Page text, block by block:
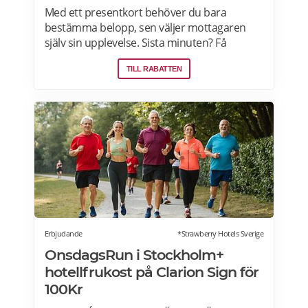
Med ett presentkort behöver du bara
bestämma belopp, sen väljer mottagaren
själv sin upplevelse. Sista minuten? Få
presentkortet med digital leverans direkt –
perfekt även i sista stund. Live it grundades
upplevelsepresenter i Sverige. Läs mer om
Live it presentkort här>>>
TILL RABATTEN
Erbjudande *Strawberry Hotels Sverige
OnsdagsRun i Stockholm+
hotellfrukost på Clarion Sign för
100Kr